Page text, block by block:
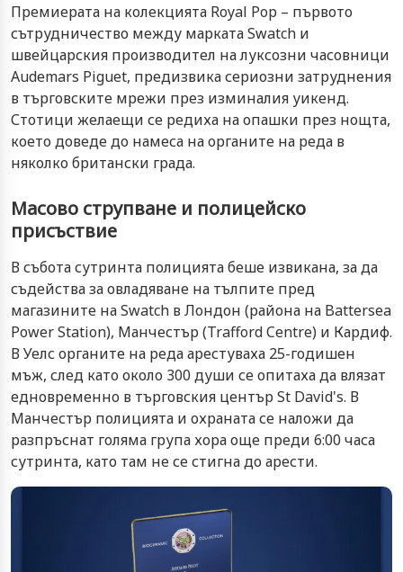
Премиерата на колекцията Royal Pop – първото
сътрудничество между марката Swatch и
швейцарския производител на луксозни часовници
Audemars Piguet, предизвика сериозни затруднения
в търговските мрежи през изминалия уикенд.
Стотици желаещи се редиха на опашки през нощта,
което доведе до намеса на органите на реда в
няколко британски града.
Масово струпване и полицейско
присъствие
В събота сутринта полицията беше извикана, за да
съдейства за овладяване на тълпите пред
магазините на Swatch в Лондон (района на Battersea
Power Station), Манчестър (Trafford Centre) и Кардиф.
В Уелс органите на реда арестуваха 25-годишен
мъж, след като около 300 души се опитаха да влязат
едновременно в търговския център St David's. В
Манчестър полицията и охраната се наложи да
разпръснат голяма група хора още преди 6:00 часа
сутринта, като там не се стигна до арести.